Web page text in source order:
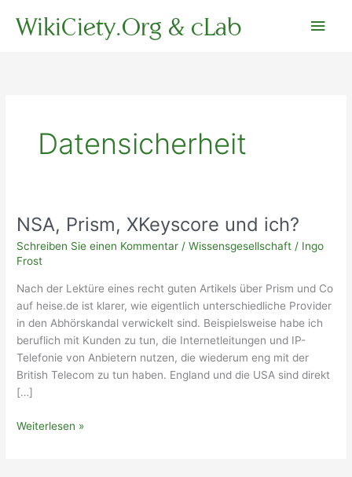
InhaltWikiCiety.Org & cLab
Datensicherheit
NSA, Prism, XKeyscore und ich?
Schreiben Sie einen Kommentar /Wissensgesellschaft / Ingo
Frost
Nach der Lektüre eines recht guten Artikels über Prism und Co
auf heise.de ist klarer, wie eigentlich unterschiedliche Provider
in den Abhörskandal verwickelt sind. Beispielsweise habe ich
beruflich mit Kunden zu tun, die Internetleitungen und IP-
Telefonie von Anbietern nutzen, die wiederum eng mit der
British Telecom zu tun haben. England und die USA sind direkt
[…]
NSA,
Weiterlesen »